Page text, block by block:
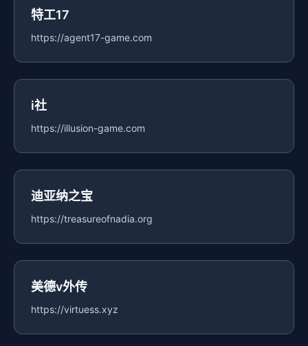
特工17
https://agent17-game.com
i社
https://illusion-game.com
迪亚纳之宝
https://treasureofnadia.org
美德v外传
https://virtuess.xyz